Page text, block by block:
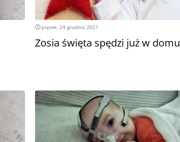
piątek, 24 grudnia 2021
Zosia święta spędzi już w domu